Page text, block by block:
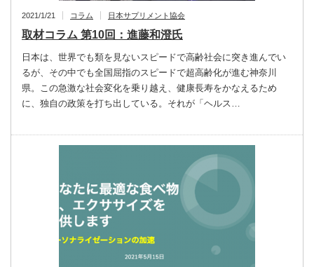
2021/1/21 コラム 日本サプリメント協会
取材コラム 第10回：進藤和澄氏
日本は、世界でも類を見ないスピードで高齢社会に突き進んでい
るが、その中でも全国屈指のスピードで超高齢化が進む神奈川
県。この急激な社会変化を乗り越え、健康長寿をかなえるため
に、独自の政策を打ち出している。それが「ヘルス…